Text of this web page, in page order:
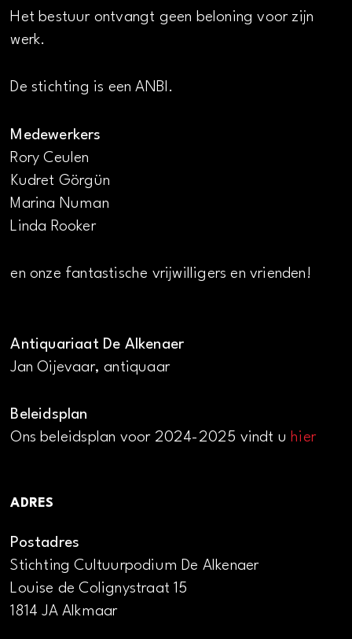
Het bestuur ontvangt geen beloning voor zijn
werk.
De stichting is een ANBI.
Medewerkers
Rory Ceulen
Kudret Görgün
Marina Numan
Linda Rooker
en onze fantastische vrijwilligers en vrienden!
Antiquariaat De Alkenaer
Jan Oijevaar, antiquaar
Beleidsplan
Ons beleidsplan voor 2024-2025 vindt uhier
ADRES
Postadres
Stichting Cultuurpodium De Alkenaer
Louise de Colignystraat 15
1814 JA Alkmaar